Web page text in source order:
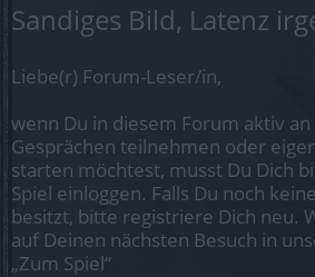
Sandiges Bild, Latenz
Liebe(r) Forum-Leser/in,
wenn Du in diesem Forum aktiv an
Gesprächen teilnehmen oder
starten möchtest, musst Du Dich
Spiel einloggen. Falls Du noch
besitzt, bitte registriere Dich neu.
auf Deinen nächsten Besuch in
„Zum Spiel“